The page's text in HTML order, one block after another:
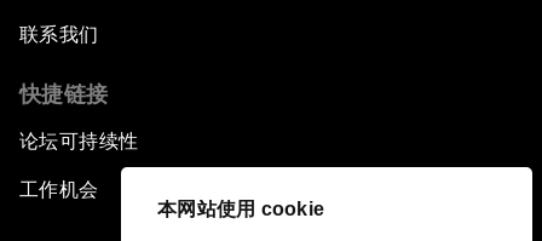
本网站使用 cookie
联系我们
快捷链接
论坛可持续性
工作机会